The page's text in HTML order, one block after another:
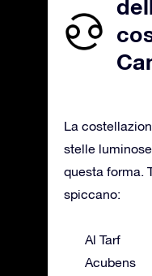
La
stelle
questa forma.
spiccano:
Al Tarf
Acubens